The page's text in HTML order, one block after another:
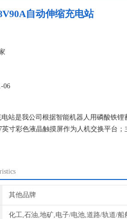
自动伸缩充电站
06
站是我公司根据智能机器人用磷酸铁
寸彩色液晶触摸屏作为人机交换平台；
其他品牌
化工,石油,地矿,电子/电池,道路/轨道/船